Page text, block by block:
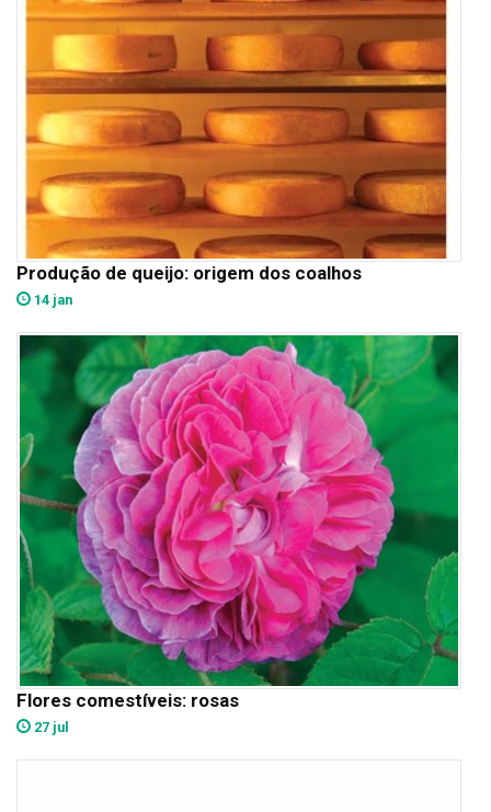
Produção de queijo: origem dos coalhos
14 jan
Flores comestíveis: rosas
27 jul